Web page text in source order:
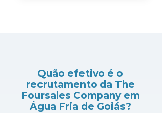
Quão efetivo é o
recrutamento da The
Foursales Company em
Água Fria de Goiás?